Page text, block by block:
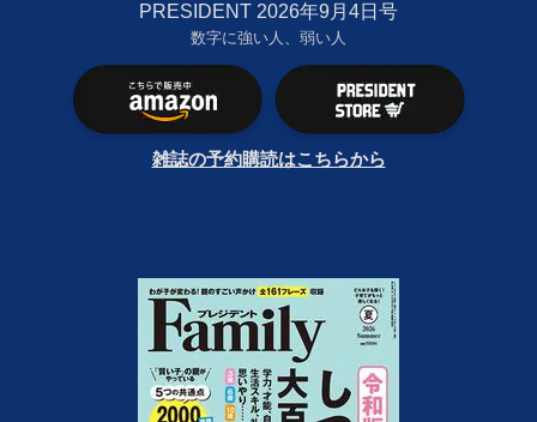
PRESIDENT 2026年9月4日号
数字に強い人、弱い人
雑誌の予約購読はこちらから